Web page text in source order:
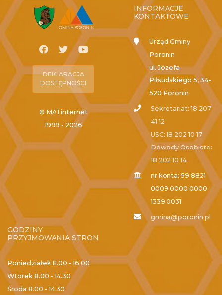
DEKLARACJA
DOSTĘPNOŚCI
© MATinternet
1999 - 2026
INFORMACJE
KONTAKTOWE
Urząd Gminy
Poronin
ul. Józefa
Piłsudskiego 5, 34-
520 Poronin
Sekretariat: 18 207
41 12
USC: 18 202 10 17
Dowody Osobiste:
18 202 10 14
nr konta: 59 8821
0009 0000 0000
1339 0031
gmina@poronin.pl
GODZINY
PRZYJMOWANIA STRON
Poniedziałek 8.00 - 16.00
Wtorek 8.00 - 14.30
Środa 8.00 - 14.30